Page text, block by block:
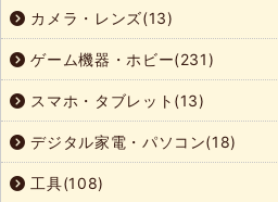
カメラ・レンズ(13)
ゲーム機器・ホビー(231)
スマホ・タブレット(13)
デジタル家電・パソコン(18)
工具(108)